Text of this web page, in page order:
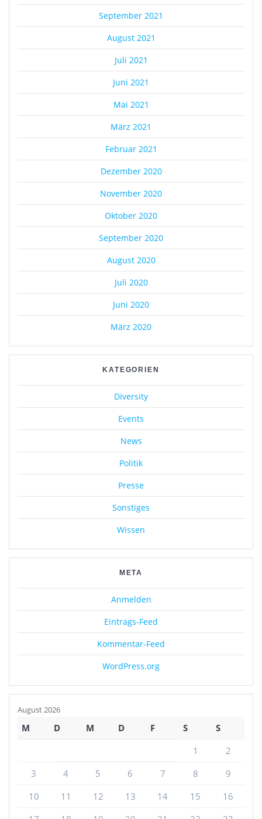
September 2021
August 2021
Juli 2021
Juni 2021
Mai 2021
März 2021
Februar 2021
Dezember 2020
November 2020
Oktober 2020
September 2020
August 2020
Juli 2020
Juni 2020
März 2020
KATEGORIEN
Diversity
Events
News
Politik
Presse
Sonstiges
Wissen
META
Anmelden
Eintrags-Feed
Kommentar-Feed
WordPress.org
August 2026
M D M D F S
S
1
2
3
4 5 6 7 8
9
10
11 12 13 14 15
16